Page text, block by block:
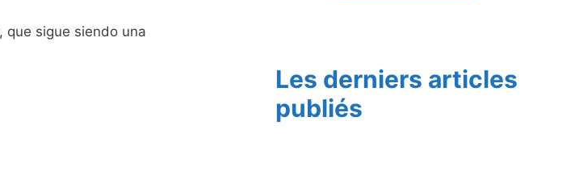
, que sigue siendo una
Les derniers articles
publiés